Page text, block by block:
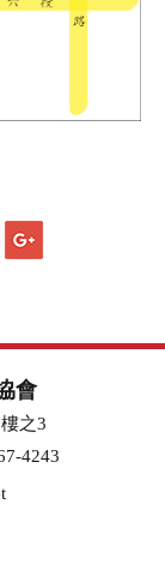
會
之3
4243